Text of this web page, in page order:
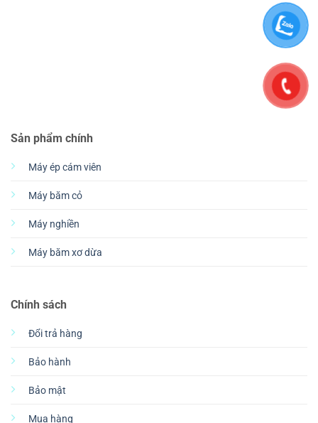
Sản phẩm chính
Máy ép cám viên
Máy băm cỏ
Máy nghiền
Máy băm xơ dừa
Chính sách
Đổi trả hàng
Bảo hành
Bảo mật
Mua hàng